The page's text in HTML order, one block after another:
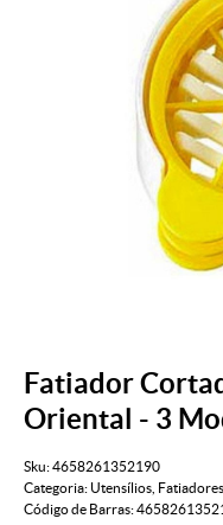
Fatiador
Oriental - 3
Sku:4658261352190
Categoria: Utensílios
Código de Barras: